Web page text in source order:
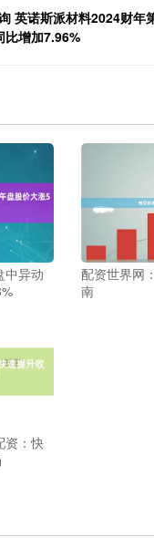
英诺斯派材料2024财年
比增加7.96%
中异动
配资世界网
南
资：快